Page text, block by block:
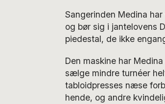
Sangerinden Medina
og bør sig i jantelovens
piedestal, de ikke
Den maskine har
sælge mindre turnéer
tabloidpresses næse
hende, og andre